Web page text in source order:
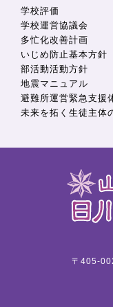
学校評価
学校運営協議会
多忙化改善計画
いじめ防止基本方針
部活動活動方針
地震マニュアル
避難所運営緊急支援
未来を拓く生徒主体
〒405-